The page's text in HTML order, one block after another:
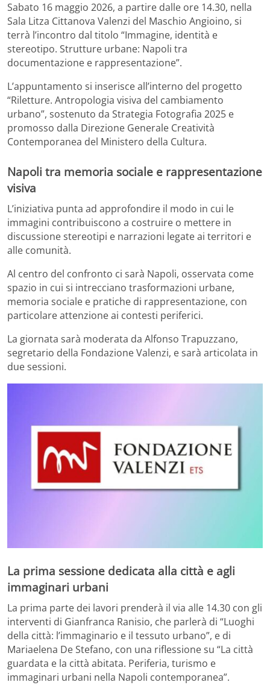
Sabato 16 maggio 2026, a partire dalle ore 14.30, nella
Sala Litza Cittanova Valenzi del Maschio Angioino, si
terrà l’incontro dal titolo “Immagine, identità e
stereotipo. Strutture urbane: Napoli tra
documentazione e rappresentazione”.
L’appuntamento si inserisce all’interno del progetto
“Riletture. Antropologia visiva del cambiamento
urbano”, sostenuto da Strategia Fotografia 2025 e
promosso dalla Direzione Generale Creatività
Contemporanea del Ministero della Cultura.
Napoli tra memoria sociale e rappresentazione
visiva
L’iniziativa punta ad approfondire il modo in cui le
immagini contribuiscono a costruire o mettere in
discussione stereotipi e narrazioni legate ai territori e
alle comunità.
Al centro del confronto ci sarà Napoli, osservata come
spazio in cui si intrecciano trasformazioni urbane,
memoria sociale e pratiche di rappresentazione, con
particolare attenzione ai contesti periferici.
La giornata sarà moderata da Alfonso Trapuzzano,
segretario della Fondazione Valenzi, e sarà articolata in
due sessioni.
La prima sessione dedicata alla città e agli
immaginari urbani
La prima parte dei lavori prenderà il via alle 14.30 con gli
interventi di Gianfranca Ranisio, che parlerà di “Luoghi
della città: l’immaginario e il tessuto urbano”, e di
Mariaelena De Stefano, con una riflessione su “La città
guardata e la città abitata. Periferia, turismo e
immaginari urbani nella Napoli contemporanea”.